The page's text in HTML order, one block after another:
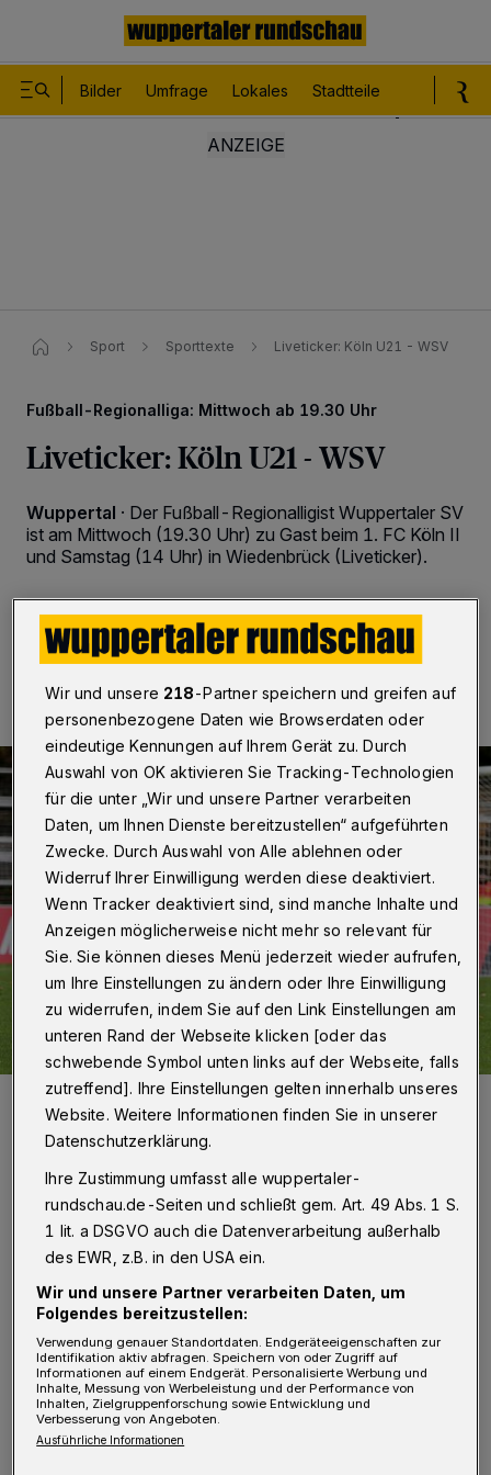
Bilder Umfrage Lokales Stadtteile
Sport Sporttexte Liveticker: Köln U21 - WSV
Fußball-Regionalliga: Mittwoch ab 19.30 Uhr
Liveticker: Köln U21 - WSV
Wuppertal · Der Fußball-Regionalligist Wuppertaler SV
ist am Mittwoch (19.30 Uhr) zu Gast beim 1. FC Köln II
und Samstag (14 Uhr) in Wiedenbrück (Liveticker).
25.10.2017 , 13:39 Uhr 2 Minuten Lesezeit
Jubel nach dem 1:0-Führungstreffer in Dortmund (v.li.): Enzo Wirtz,
Gaetano Manno, Christopher Kramer und André Mandt.
Foto: Stefan Rittershaus
Von Jörn Koldehoff
2:0 bis zur 60. Minute geführt, am Ende ein
2:2 — dennoch durfte der WSV zufrieden vom
Auswärtsspiel beim BVB II abreisen. Einmal
mehr hatte das Team von Trainer Stefan
Wir und unsere 218-Partner speichern und greifen auf
personenbezogene Daten wie Browserdaten oder
eindeutige Kennungen auf Ihrem Gerät zu. Durch
Auswahl von OK aktivieren Sie Tracking-Technologien
für die unter „Wir und unsere Partner verarbeiten
Daten, um Ihnen Dienste bereitzustellen“ aufgeführten
Zwecke. Durch Auswahl von Alle ablehnen oder
Widerruf Ihrer Einwilligung werden diese deaktiviert.
Wenn Tracker deaktiviert sind, sind manche Inhalte und
Anzeigen möglicherweise nicht mehr so relevant für
Sie. Sie können dieses Menü jederzeit wieder aufrufen,
um Ihre Einstellungen zu ändern oder Ihre Einwilligung
zu widerrufen, indem Sie auf den Link Einstellungen am
unteren Rand der Webseite klicken [oder das
schwebende Symbol unten links auf der Webseite, falls
zutreffend]. Ihre Einstellungen gelten innerhalb unseres
Website. Weitere Informationen finden Sie in unserer
Datenschutzerklärung.
Ihre Zustimmung umfasst alle wuppertaler-
rundschau.de-Seiten und schließt gem. Art. 49 Abs. 1 S.
1 lit. a DSGVO auch die Datenverarbeitung außerhalb
des EWR, z.B. in den USA ein.
Wir und unsere Partner verarbeiten Daten, um
Folgendes bereitzustellen:
Verwendung genauer Standortdaten. Endgeräteeigenschaften zur
Identifikation aktiv abfragen. Speichern von oder Zugriff auf
Informationen auf einem Endgerät. Personalisierte Werbung und
Inhalte, Messung von Werbeleistung und der Performance von
Inhalten, Zielgruppenforschung sowie Entwicklung und
Verbesserung von Angeboten.
Ausführliche Informationen